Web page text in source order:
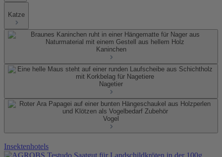
Katze
Kaninchen
Nagetier
Vogel
Insektenhotels